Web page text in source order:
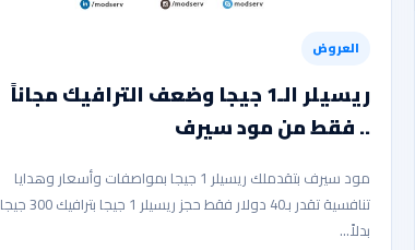
العروض
ريسيلر الـ1 جيجا وضعف الترافيك مجاناً
.. فقط من مود سيرف
مود سيرف بتقدملك ريسيلر 1 جيجا بمواصفات وأسعار وهدايا
تنافسية تقدر بـ40 دولار فقط حجز ريسيلر 1 جيجا بترافيك 300 جيجا
بدلاً…